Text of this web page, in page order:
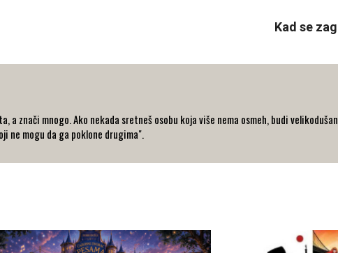
Kad se
a znači mnogo. Ako nekada sretneš osobu koja više nema osmeh, budi
ne mogu da ga poklone drugima".